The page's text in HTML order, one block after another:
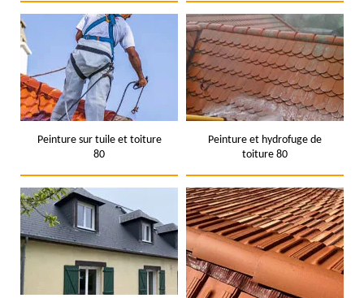
Peinture sur tuile et toiture
80
Peinture et hydrofuge de
toiture 80